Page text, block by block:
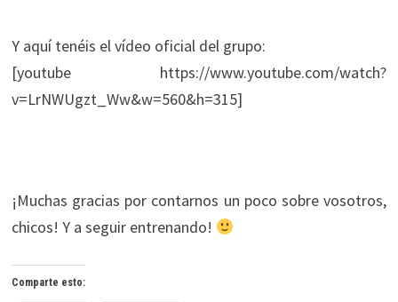
Y aquí tenéis el vídeo oficial del grupo:
[youtube https://www.youtube.com/watch?
v=LrNWUgzt_Ww&w=560&h=315]
¡Muchas gracias por contarnos un poco sobre vosotros,
chicos! Y a seguir entrenando!
Comparte esto: